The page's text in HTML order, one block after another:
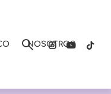
NOSOTROS